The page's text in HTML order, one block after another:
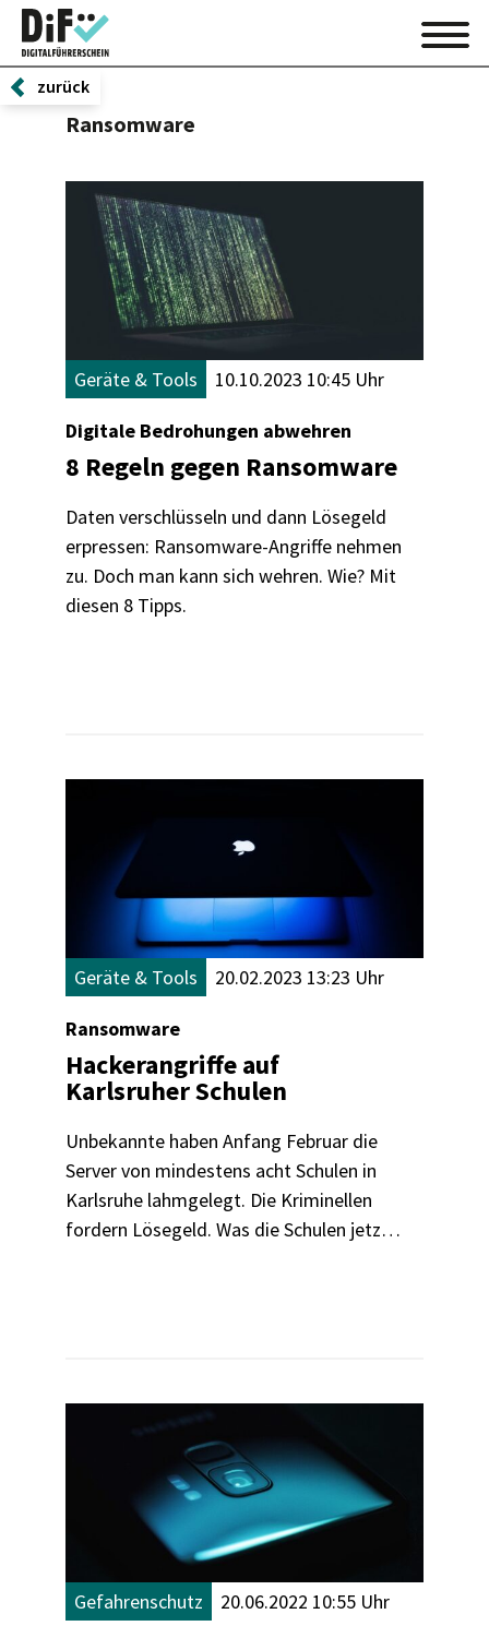
zurück
Ransomware
Geräte & Tools 10.10.2023 10:45 Uhr
Digitale Bedrohungen abwehren
8 Regeln gegen Ransomware
Daten verschlüsseln und dann Lösegeld
erpressen: Ransomware-Angriffe nehmen
zu. Doch man kann sich wehren. Wie? Mit
diesen 8 Tipps.
Geräte & Tools 20.02.2023 13:23 Uhr
Ransomware
Hackerangriffe auf
Karlsruher Schulen
Unbekannte haben Anfang Februar die
Server von mindestens acht Schulen in
Karlsruhe lahmgelegt. Die Kriminellen
fordern Lösegeld. Was die Schulen jetzt
Gefahrenschutz 20.06.2022 10:55 Uhr